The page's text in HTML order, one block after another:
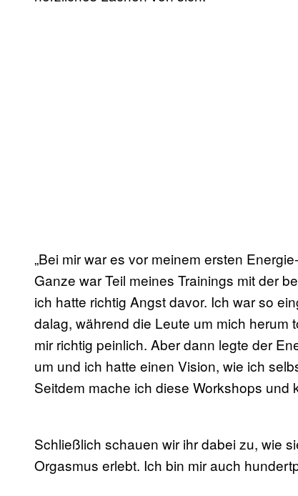
„Bei mir war es vor meinem ersten
Ganze war Teil meines Trainings mit der
ich hatte richtig Angst davor. Ich war so
dalag, während die Leute um mich
mir richtig peinlich. Aber dann legte der
um und ich hatte einen Vision, wie ich
Seitdem mache ich diese Workshops und
Schließlich schauen wir ihr dabei zu, wie
Orgasmus erlebt. Ich bin mir auch